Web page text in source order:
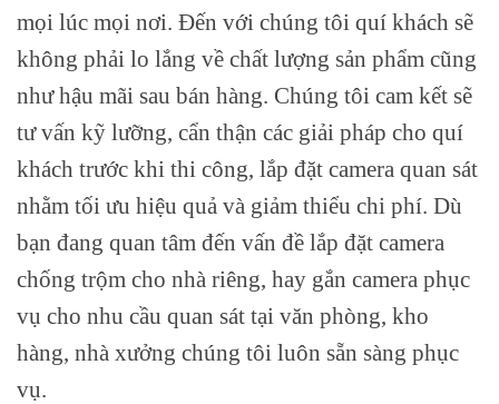
mọi lúc mọi nơi. Đến với chúng tôi quí khách sẽ
không phải lo lắng về chất lượng sản phẩm cũng
như hậu mãi sau bán hàng. Chúng tôi cam kết sẽ
tư vấn kỹ lưỡng, cẩn thận các giải pháp cho quí
khách trước khi thi công, lắp đặt camera quan sát
nhằm tối ưu hiệu quả và giảm thiểu chi phí. Dù
bạn đang quan tâm đến vấn đề lắp đặt camera
chống trộm cho nhà riêng, hay gắn camera phục
vụ cho nhu cầu quan sát tại văn phòng, kho
hàng, nhà xưởng chúng tôi luôn sẵn sàng phục
vụ.